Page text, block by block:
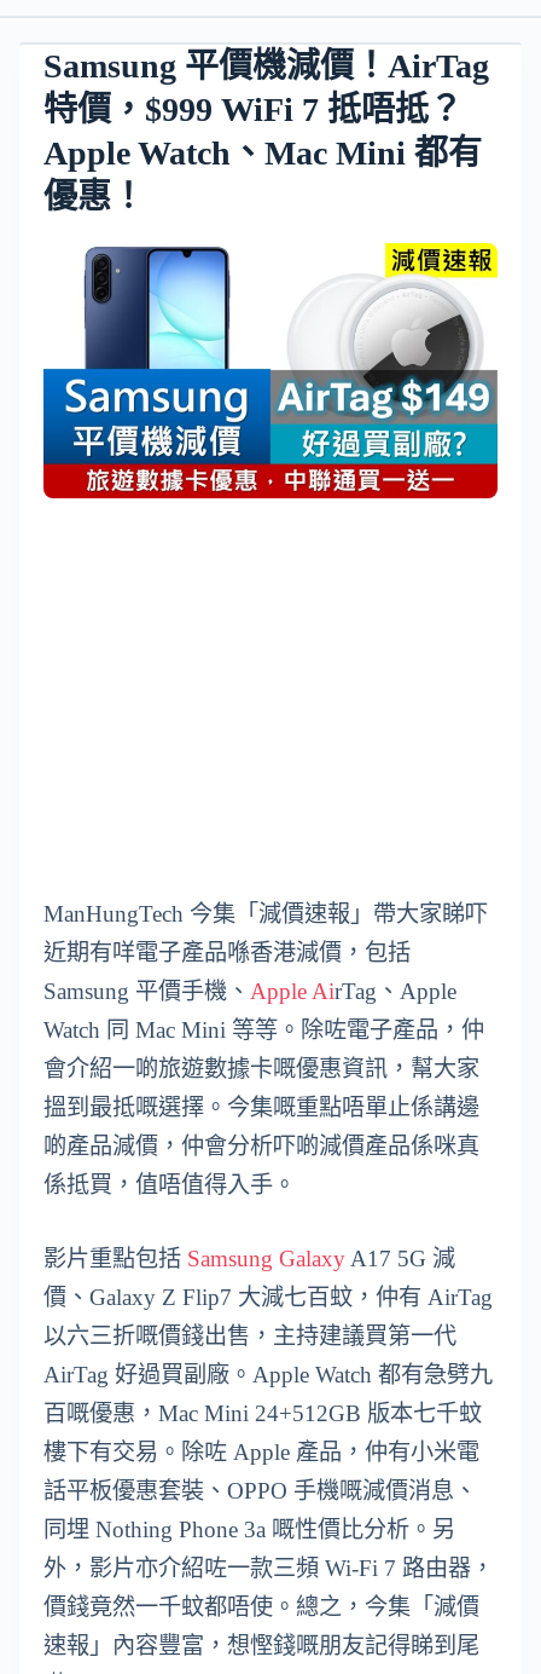
Samsung 平價機減價！AirTag
特價，$999 WiFi 7 抵唔抵？
Apple Watch、Mac Mini 都有
優惠！
ManHungTech 今集「減價速報」帶大家睇吓
近期有咩電子產品喺香港減價，包括
Samsung 平價手機、 Apple AirTag、Apple
Watch 同 Mac Mini 等等。除咗電子產品，仲
會介紹一啲旅遊數據卡嘅優惠資訊，幫大家
搵到最抵嘅選擇。今集嘅重點唔單止係講邊
啲產品減價，仲會分析吓啲減價產品係咪真
係抵買，值唔值得入手。
影片重點包括 Samsung Galaxy A17 5G 減
價、Galaxy Z Flip7 大減七百蚊，仲有 AirTag
以六三折嘅價錢出售，主持建議買第一代
AirTag 好過買副廠。Apple Watch 都有急劈九
百嘅優惠，Mac Mini 24+512GB 版本七千蚊
樓下有交易。除咗 Apple 產品，仲有小米電
話平板優惠套裝、OPPO 手機嘅減價消息、
同埋 Nothing Phone 3a 嘅性價比分析。另
外，影片亦介紹咗一款三頻 Wi-Fi 7 路由器，
價錢竟然一千蚊都唔使。總之，今集「減價
速報」內容豐富，想慳錢嘅朋友記得睇到尾